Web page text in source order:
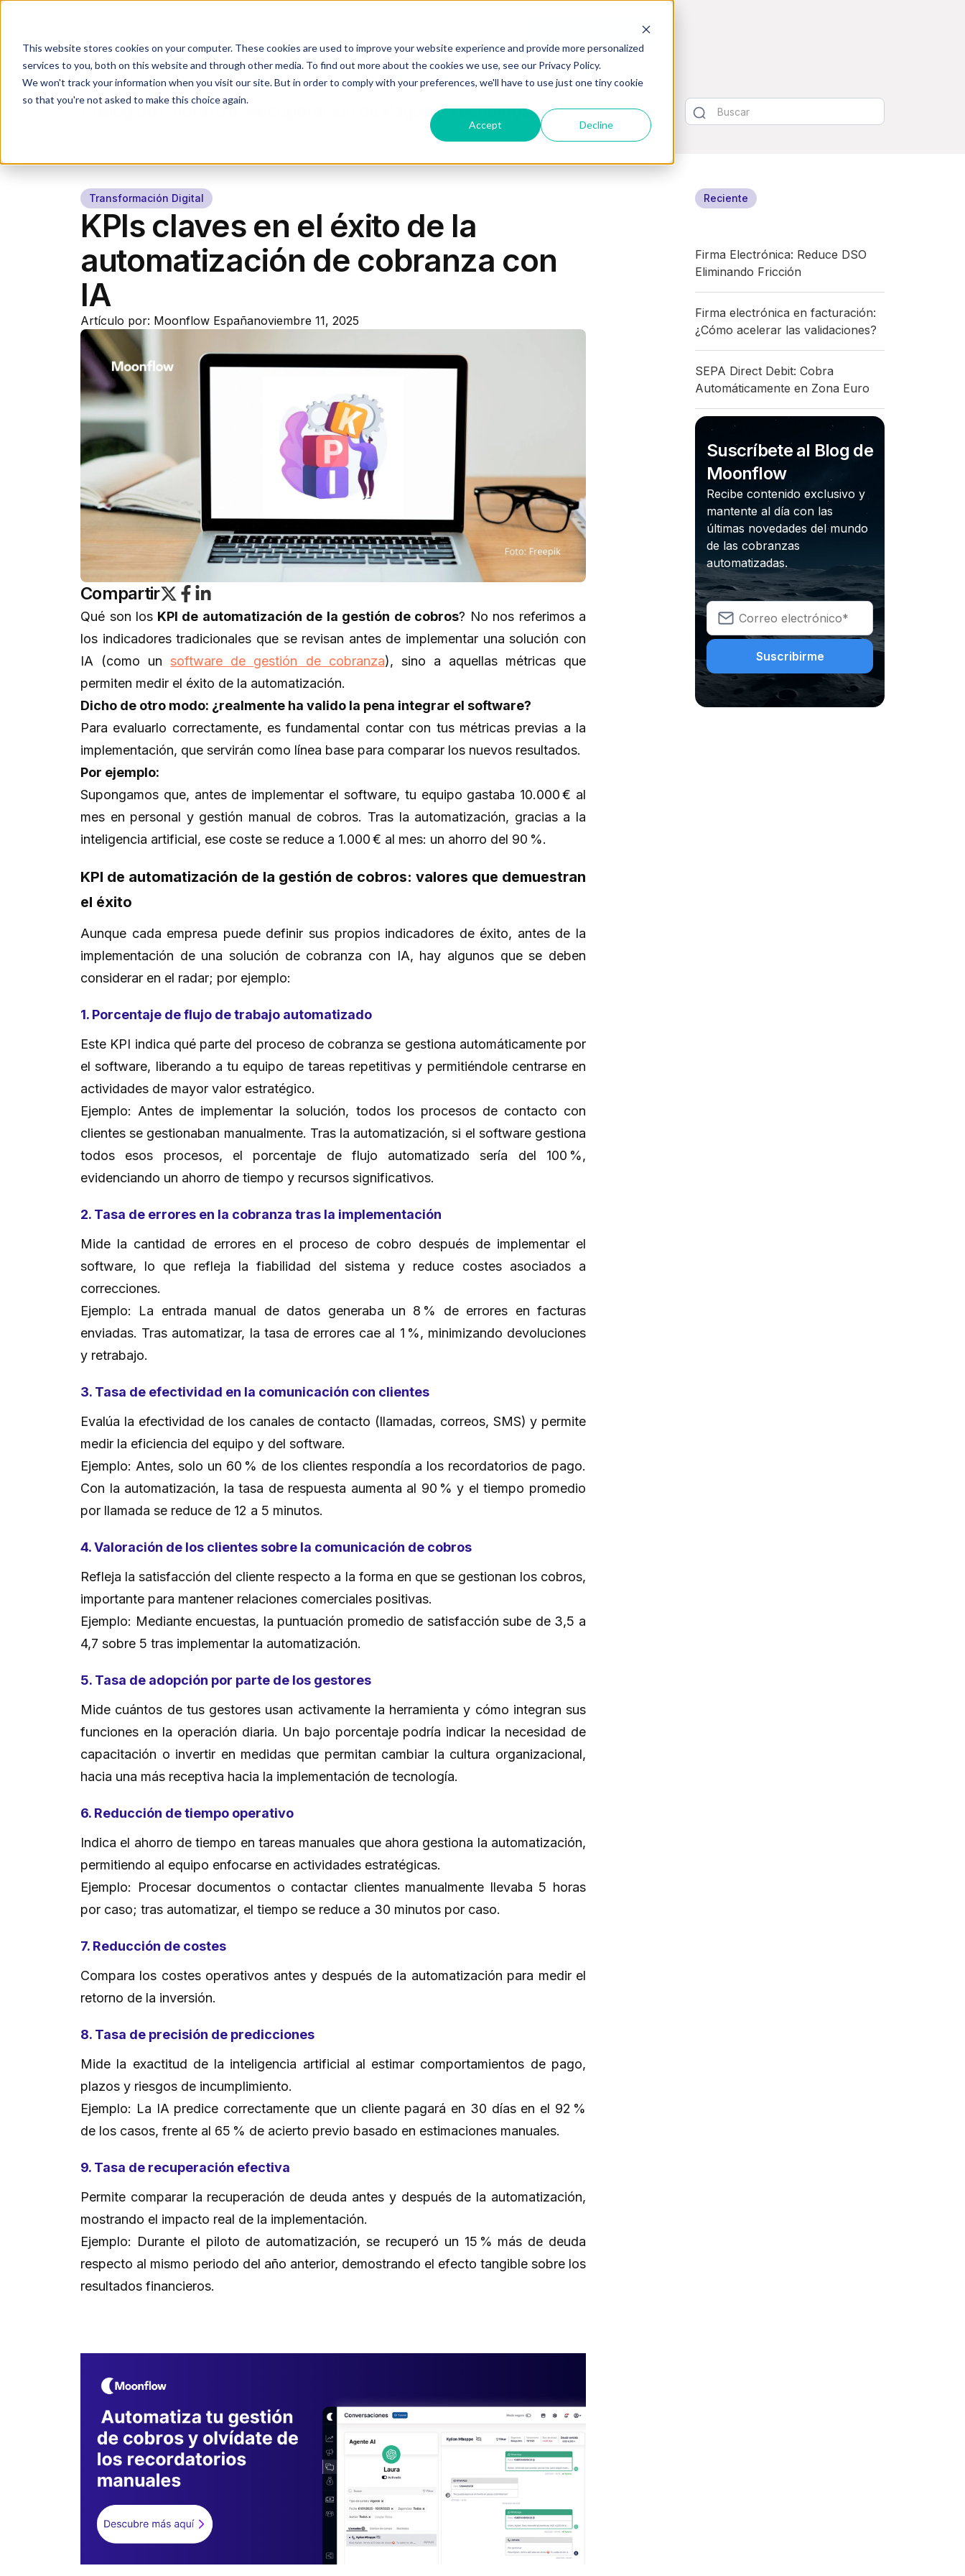
This website stores cookies on your computer. These cookies are used to improve your website experience and provide more personalized
services to you, both on this website and through other media. To find out more about the cookies we use, see our Privacy Policy.
We won't track your information when you visit our site. But in order to comply with your preferences, we'll have to use just one tiny cookie
so that you're not asked to make this choice again.
Accept Decline
Blog de Cobranza, Recuperación de Pagos y Tecnología
Transformación Digital
KPIs claves en el éxito de la
automatización de cobranza con
IA
Artículo por: Moonflow Españanoviembre 11, 2025
Compartir
Qué son los KPI de automatización de la gestión de cobros? No nos referimos a
los indicadores tradicionales que se revisan antes de implementar una solución con
IA (como un software de gestión de cobranza), sino a aquellas métricas que
permiten medir el éxito de la automatización.
Dicho de otro modo: ¿realmente ha valido la pena integrar el software?
Para evaluarlo correctamente, es fundamental contar con tus métricas previas a la
implementación, que servirán como línea base para comparar los nuevos resultados.
Por ejemplo:
Supongamos que, antes de implementar el software, tu equipo gastaba 10.000 € al
mes en personal y gestión manual de cobros. Tras la automatización, gracias a la
inteligencia artificial, ese coste se reduce a 1.000 € al mes: un ahorro del 90 %.
KPI de automatización de la gestión de cobros: valores que demuestran
el éxito
Aunque cada empresa puede definir sus propios indicadores de éxito, antes de la
implementación de una solución de cobranza con IA, hay algunos que se deben
considerar en el radar; por ejemplo:
1. Porcentaje de flujo de trabajo automatizado
Este KPI indica qué parte del proceso de cobranza se gestiona automáticamente por
el software, liberando a tu equipo de tareas repetitivas y permitiéndole centrarse en
actividades de mayor valor estratégico.
Ejemplo: Antes de implementar la solución, todos los procesos de contacto con
clientes se gestionaban manualmente. Tras la automatización, si el software gestiona
todos esos procesos, el porcentaje de flujo automatizado sería del 100 %,
evidenciando un ahorro de tiempo y recursos significativos.
2. Tasa de errores en la cobranza tras la implementación
Mide la cantidad de errores en el proceso de cobro después de implementar el
software, lo que refleja la fiabilidad del sistema y reduce costes asociados a
correcciones.
Ejemplo: La entrada manual de datos generaba un 8 % de errores en facturas
enviadas. Tras automatizar, la tasa de errores cae al 1 %, minimizando devoluciones
y retrabajo.
3. Tasa de efectividad en la comunicación con clientes
Evalúa la efectividad de los canales de contacto (llamadas, correos, SMS) y permite
medir la eficiencia del equipo y del software.
Ejemplo: Antes, solo un 60 % de los clientes respondía a los recordatorios de pago.
Con la automatización, la tasa de respuesta aumenta al 90 % y el tiempo promedio
por llamada se reduce de 12 a 5 minutos.
4. Valoración de los clientes sobre la comunicación de cobros
Refleja la satisfacción del cliente respecto a la forma en que se gestionan los cobros,
importante para mantener relaciones comerciales positivas.
Ejemplo: Mediante encuestas, la puntuación promedio de satisfacción sube de 3,5 a
4,7 sobre 5 tras implementar la automatización.
5. Tasa de adopción por parte de los gestores
Mide cuántos de tus gestores usan activamente la herramienta y cómo integran sus
funciones en la operación diaria. Un bajo porcentaje podría indicar la necesidad de
capacitación o invertir en medidas que permitan cambiar la cultura organizacional,
hacia una más receptiva hacia la implementación de tecnología.
6. Reducción de tiempo operativo
Indica el ahorro de tiempo en tareas manuales que ahora gestiona la automatización,
permitiendo al equipo enfocarse en actividades estratégicas.
Ejemplo: Procesar documentos o contactar clientes manualmente llevaba 5 horas
por caso; tras automatizar, el tiempo se reduce a 30 minutos por caso.
7. Reducción de costes
Compara los costes operativos antes y después de la automatización para medir el
retorno de la inversión.
8. Tasa de precisión de predicciones
Mide la exactitud de la inteligencia artificial al estimar comportamientos de pago,
plazos y riesgos de incumplimiento.
Ejemplo: La IA predice correctamente que un cliente pagará en 30 días en el 92 %
de los casos, frente al 65 % de acierto previo basado en estimaciones manuales.
9. Tasa de recuperación efectiva
Permite comparar la recuperación de deuda antes y después de la automatización,
mostrando el impacto real de la implementación.
Ejemplo: Durante el piloto de automatización, se recuperó un 15 % más de deuda
respecto al mismo periodo del año anterior, demostrando el efecto tangible sobre los
resultados financieros.
Reciente
Firma Electrónica: Reduce DSO
Eliminando Fricción
Firma electrónica en facturación:
¿Cómo acelerar las validaciones?
SEPA Direct Debit: Cobra
Automáticamente en Zona Euro
Suscríbete al Blog de
Moonflow
Recibe contenido exclusivo y
mantente al día con las
últimas novedades del mundo
de las cobranzas
automatizadas.